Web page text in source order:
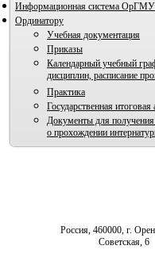
Информационная система ОрГМУ
Ординатору
Учебная документация
Приказы
Календарный учебный
дисциплин, расписание
Практика
Государственная итоговая
Документы для получения
о прохождении
Россия, 460000, г.
Советская, 6